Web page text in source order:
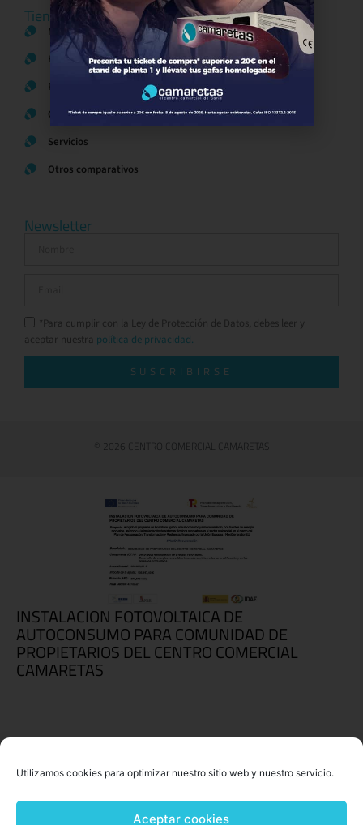
Utilizamos cookies para optimizar nuestro sitio web y nuestro servicio.
Aceptar cookies
Tiendas
Moda
Hogar y Alimentación
Regalos y Complementos
Ocio y Restauración
Servicios
Otros comparativos
Newsletter
*Para cumplir con la Ley de Protección de Datos, debes leer y
aceptar nuestra política de privacidad.
SUSCRIBIRSE
© 2026 CENTRO COMERCIAL CAMARETAS
INSTALACION FOTOVOLTAICA DE
AUTOCONSUMO PARA COMUNIDAD DE
PROPIETARIOS DEL CENTRO COMERCIAL
CAMARETAS